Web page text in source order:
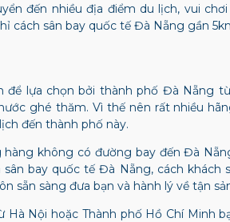
đến nhiều địa điểm du lịch, vui
cách sân bay quốc tế Đà Nẵng gần
để lựa chọn bởi thành phố Đà Nẵng
ghé thăm. Vì thế nên rất nhiều
đến thành phố này.
hàng không có đường bay đến Đà
sân bay quốc tế Đà Nẵng, cách khách
sẵn sàng đưa bạn và hành lý về tận
Hà Nội hoặc Thành phố Hồ Chí Minh